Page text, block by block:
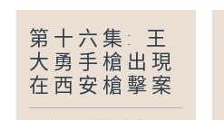
第十六集: 王
大勇手槍出現
在西安槍擊案